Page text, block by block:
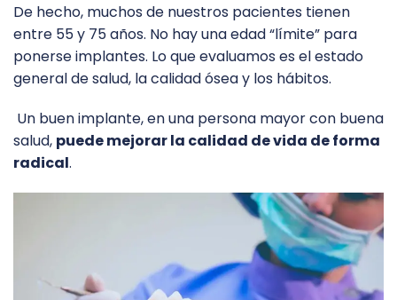
De hecho, muchos de nuestros pacientes tienen
entre 55 y 75 años. No hay una edad “límite” para
ponerse implantes. Lo que evaluamos es el estado
general de salud, la calidad ósea y los hábitos.
Un buen implante, en una persona mayor con buena
salud, puede mejorar la calidad de vida de forma
radical.